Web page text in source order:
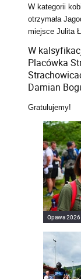
W kategorii
otrzymała
miejsce Julita
W
Placówka
Damian
Gratulujemy!
Opawa 2026